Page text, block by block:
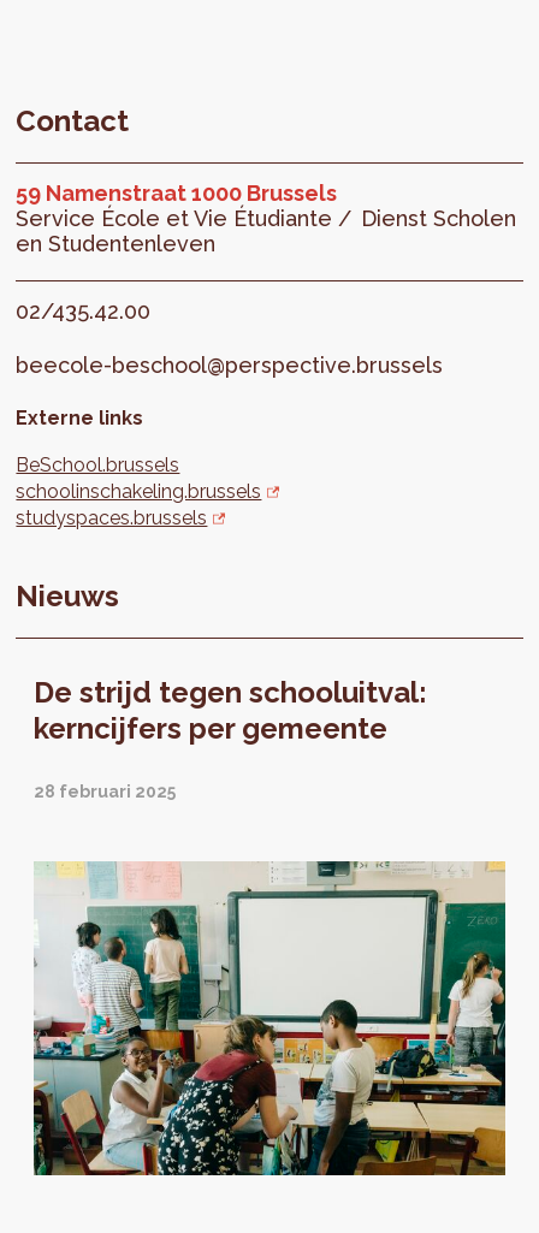
Contact
59 Namenstraat 1000 Brussels
Service École et Vie Étudiante / Dienst Scholen
en Studentenleven
02/435.42.00
beecole-beschool@perspective.brussels
Externe links
BeSchool.brussels
schoolinschakeling.brussels
studyspaces.brussels
Nieuws
De strijd tegen schooluitval:
kerncijfers per gemeente
28 februari 2025